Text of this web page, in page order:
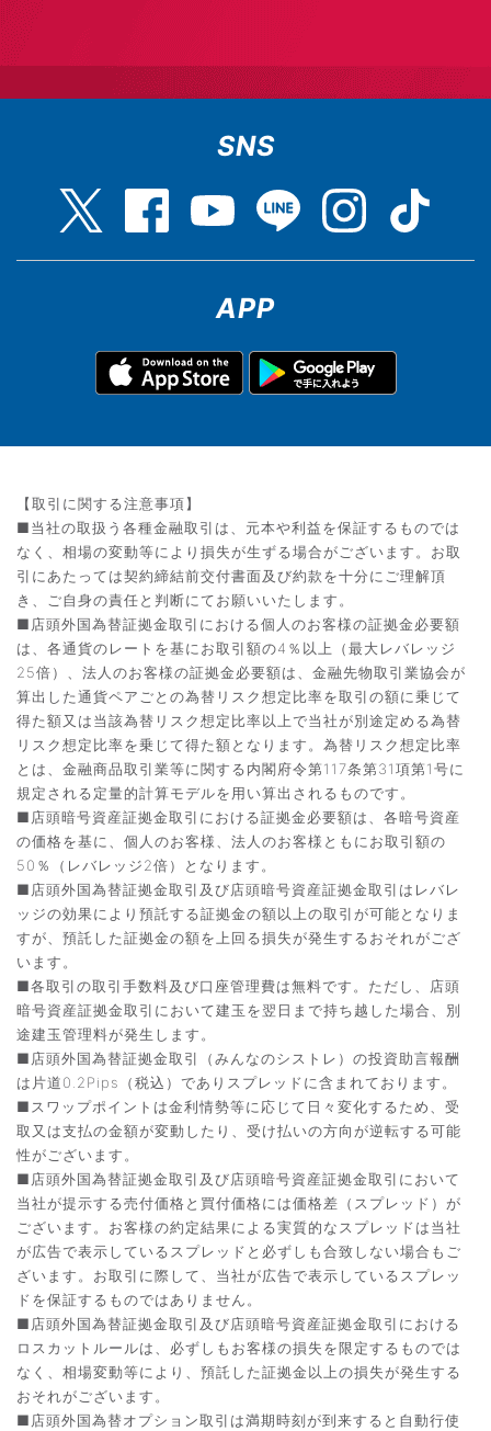
SNS
APP
【取引に関する注意事項】
■当社の取扱う各種金融取引は、元本や利益を保証するものでは
なく、相場の変動等により損失が生ずる場合がございます。お取
引にあたっては契約締結前交付書面及び約款を十分にご理解頂
き、ご自身の責任と判断にてお願いいたします。
■店頭外国為替証拠金取引における個人のお客様の証拠金必要額
は、各通貨のレートを基にお取引額の4％以上（最大レバレッジ
25倍）、法人のお客様の証拠金必要額は、金融先物取引業協会が
算出した通貨ペアごとの為替リスク想定比率を取引の額に乗じて
得た額又は当該為替リスク想定比率以上で当社が別途定める為替
リスク想定比率を乗じて得た額となります。為替リスク想定比率
とは、金融商品取引業等に関する内閣府令第117条第31項第1号に
規定される定量的計算モデルを用い算出されるものです。
■店頭暗号資産証拠金取引における証拠金必要額は、各暗号資産
の価格を基に、個人のお客様、法人のお客様ともにお取引額の
50％（レバレッジ2倍）となります。
■店頭外国為替証拠金取引及び店頭暗号資産証拠金取引はレバレ
ッジの効果により預託する証拠金の額以上の取引が可能となりま
すが、預託した証拠金の額を上回る損失が発生するおそれがござ
います。
■各取引の取引手数料及び口座管理費は無料です。ただし、店頭
暗号資産証拠金取引において建玉を翌日まで持ち越した場合、別
途建玉管理料が発生します。
■店頭外国為替証拠金取引（みんなのシストレ）の投資助言報酬
は片道0.2Pips（税込）でありスプレッドに含まれております。
■スワップポイントは金利情勢等に応じて日々変化するため、受
取又は支払の金額が変動したり、受け払いの方向が逆転する可能
性がございます。
■店頭外国為替証拠金取引及び店頭暗号資産証拠金取引において
当社が提示する売付価格と買付価格には価格差（スプレッド）が
ございます。お客様の約定結果による実質的なスプレッドは当社
が広告で表示しているスプレッドと必ずしも合致しない場合もご
ざいます。お取引に際して、当社が広告で表示しているスプレッ
ドを保証するものではありません。
■店頭外国為替証拠金取引及び店頭暗号資産証拠金取引における
ロスカットルールは、必ずしもお客様の損失を限定するものでは
なく、相場変動等により、預託した証拠金以上の損失が発生する
おそれがございます。
■店頭外国為替オプション取引は満期時刻が到来すると自動行使